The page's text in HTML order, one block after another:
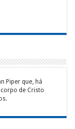
Piper que, há
de Cristo